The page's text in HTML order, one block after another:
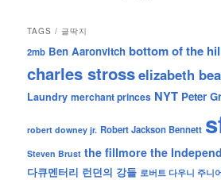
TAGS / 글딱지
2mb Ben Aaronvitch bottom of the
charles strosselizabeth
Laundry merchant princes NYT Peter
robert downey jr. Robert Jackson Bennett
Steven Brust the fillmore the
다큐멘터리 런던의 강들 로버트 다우니 주니